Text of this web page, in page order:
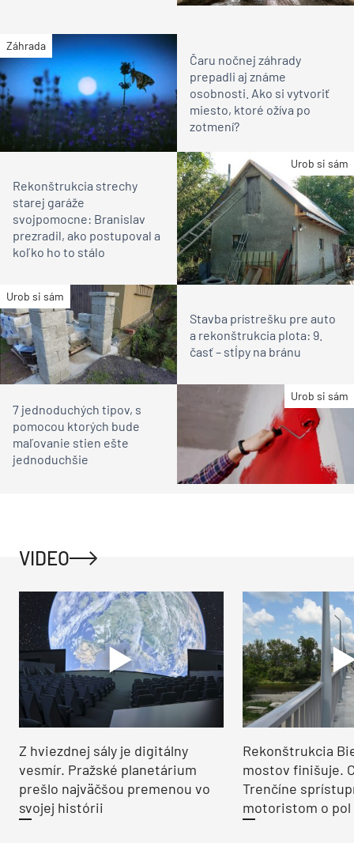
Záhrada
Čaru nočnej záhrady
prepadli aj známe
osobnosti. Ako si vytvoriť
miesto, ktoré ožíva po
zotmení?
Urob si sám
Rekonštrukcia strechy
starej garáže
svojpomocne: Branislav
prezradil, ako postupoval a
koľko ho to stálo
Urob si sám
Stavba prístrešku pre auto
a rekonštrukcia plota: 9.
časť – stĺpy na bránu
Urob si sám
7 jednoduchých tipov, s
pomocou ktorých bude
maľovanie stien ešte
jednoduchšie
VIDEO
Z hviezdnej sály je digitálny
vesmír. Pražské planetárium
prešlo najväčšou premenou vo
svojej histórii
Rekonštrukcia
mostov finišuje.
Trenčíne
motoristom o pol